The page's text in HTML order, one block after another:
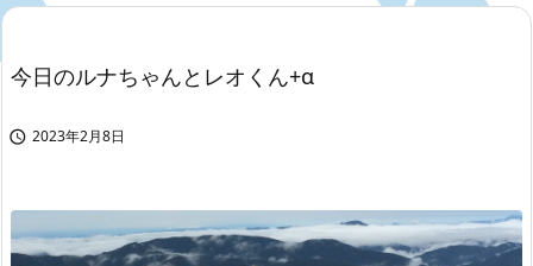
今日のルナちゃんとレオくん+α
 2023年2月8日